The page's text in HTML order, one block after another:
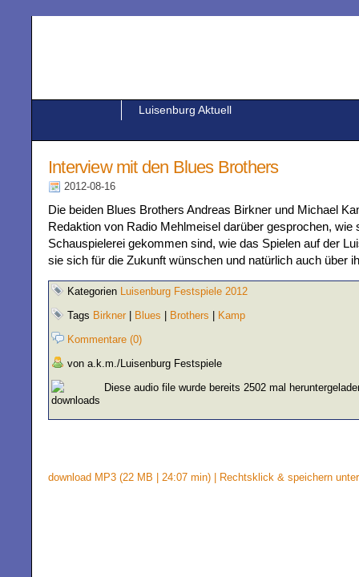
Luisenburg Aktuell
Interview mit den Blues Brothers
2012-08-16
Die beiden Blues Brothers Andreas Birkner und Michael
Redaktion von Radio Mehlmeisel darüber gesprochen, wie
Schauspielerei gekommen sind, wie das Spielen auf der
sie sich für die Zukunft wünschen und natürlich auch über
Kategorien Luisenburg Festspiele 2012
Tags Birkner Blues Brothers
Kamp
Kommentare (0)
von a.k.m./Luisenburg Festspiele
Diese audio file wurde bereits 2502 mal
download MP3 (22 MB | 24:07 min) | Rechtsklick & speichern unter